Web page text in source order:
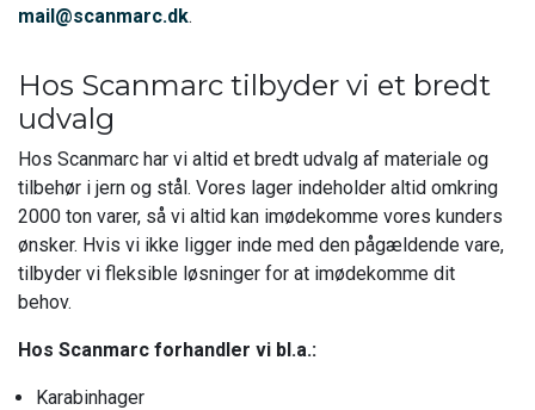
mail@scanmarc.dk.
Hos Scanmarc tilbyder vi et bredt
udvalg
Hos Scanmarc har vi altid et bredt udvalg af materiale og
tilbehør i jern og stål. Vores lager indeholder altid omkring
2000 ton varer, så vi altid kan imødekomme vores kunders
ønsker. Hvis vi ikke ligger inde med den pågældende vare,
tilbyder vi fleksible løsninger for at imødekomme dit
behov.
Hos Scanmarc forhandler vi bl.a.:
Karabinhager